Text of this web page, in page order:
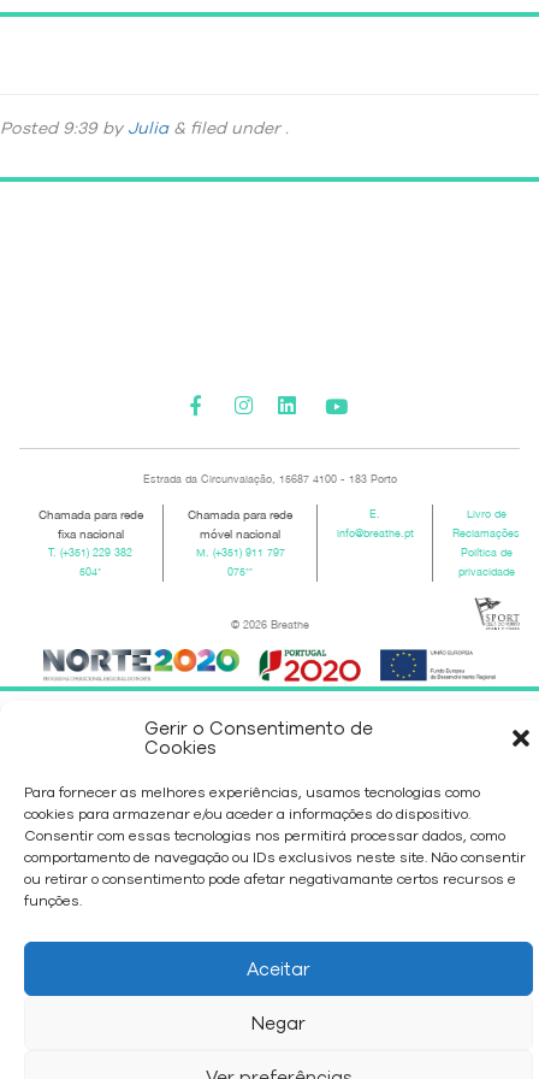
Gerir o Consentimento de
Cookies
Para fornecer as melhores experiências, usamos tecnologias como
cookies para armazenar e/ou aceder a informações do dispositivo.
Consentir com essas tecnologias nos permitirá processar dados, como
comportamento de navegação ou IDs exclusivos neste site. Não consentir
ou retirar o consentimento pode afetar negativamante certos recursos e
funções.
Aceitar
Negar
Posted9:39by Julia & filed under .
Estrada da Circunvalação, 15687 4100 - 183 Porto
Chamada para rede
fixa nacional
T.(+351) 229 382
504*
Chamada para rede
móvel nacional
M. (+351) 911 797
075**
E.
info@breathe.pt
Livro de
Reclamações
Política de
privacidade
© 2026 Breathe